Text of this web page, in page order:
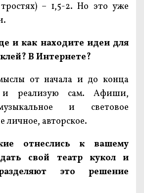
– 1,5-2. Но это уже
и как находите идеи для
В Интернете?
от начала и до конца
и реализую сам. Афиши,
и световое
личное, авторское.
отнеслись к вашему
свой театр кукол и
это решение